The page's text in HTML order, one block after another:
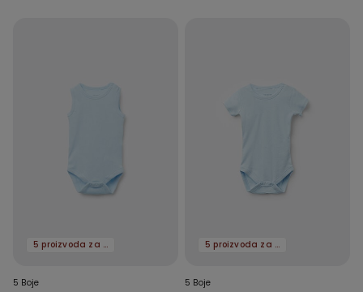
5 proizvoda za -70%
5 Boje
5 proizvoda za -70%
5 Boje